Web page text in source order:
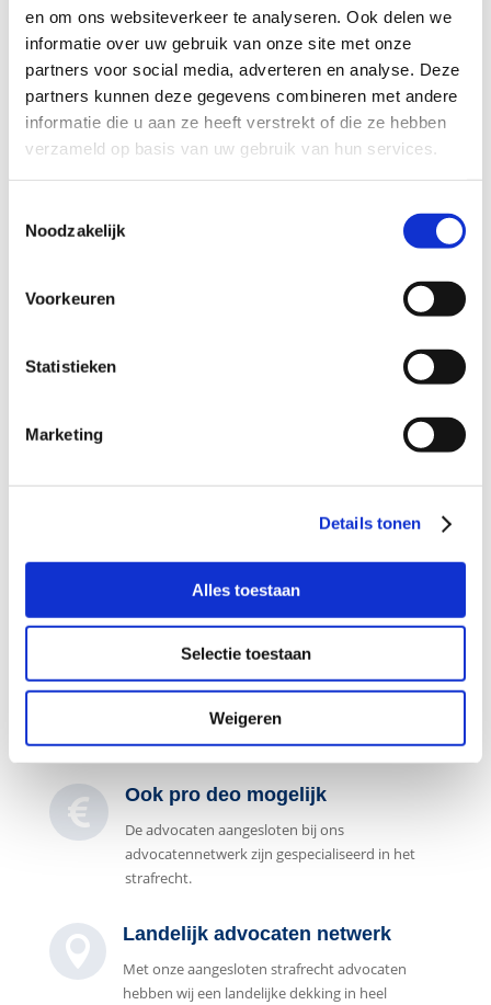
en om ons websiteverkeer te analyseren. Ook delen we
informatie over uw gebruik van onze site met onze
partners voor social media, adverteren en analyse. Deze
partners kunnen deze gegevens combineren met andere
informatie die u aan ze heeft verstrekt of die ze hebben
verzameld op basis van uw gebruik van hun services.
Noodzakelijk
Voorkeuren
Statistieken
Marketing
Details tonen
Alles toestaan
Selectie toestaan
Weigeren
Datum
Ik ga akkoord met hetprivacy statement
enalgemene voorwaarden.
Bel kosteloos en vrijblijvend


advocatennetwerk zijn gespecialiseerd in het
strafrecht.
 7 dagen per week bereikbaar
Onze juridische intakebalie is 7 dagen per week
bereikbaar voor een gratis intake gesprek.
 Ook pro deo mogelijk
De advocaten aangesloten bij ons
advocatennetwerk zijn gespecialiseerd in het
strafrecht.
 Landelijk advocaten netwerk
Met onze aangesloten strafrecht advocaten
hebben wij een landelijke dekking in heel